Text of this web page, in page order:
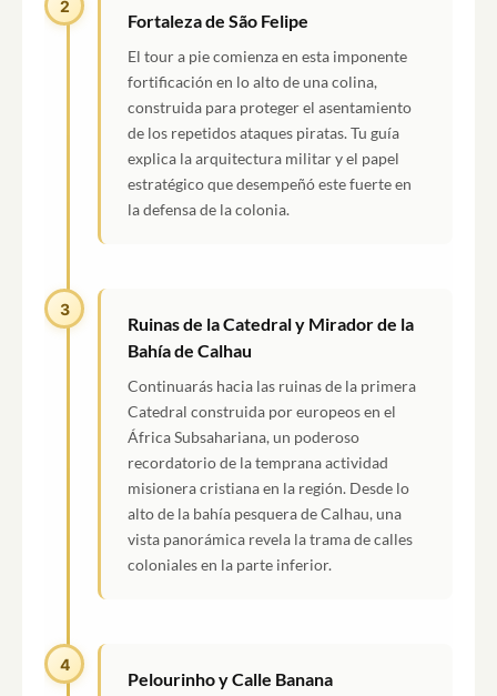
2
Fortaleza de São Felipe
El tour a pie comienza en esta imponente
fortificación en lo alto de una colina,
construida para proteger el asentamiento
de los repetidos ataques piratas. Tu guía
explica la arquitectura militar y el papel
estratégico que desempeñó este fuerte en
la defensa de la colonia.
3
Ruinas de la Catedral y Mirador de la
Bahía de Calhau
Continuarás hacia las ruinas de la primera
Catedral construida por europeos en el
África Subsahariana, un poderoso
recordatorio de la temprana actividad
misionera cristiana en la región. Desde lo
alto de la bahía pesquera de Calhau, una
vista panorámica revela la trama de calles
coloniales en la parte inferior.
4
Pelourinho y Calle Banana